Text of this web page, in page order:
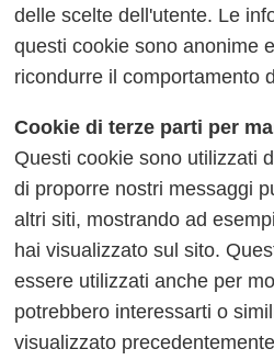
delle scelte dell'utente. Le
questi cookie sono anonime
ricondurre il comportamento
Cookie di terze parti per
Questi cookie sono utilizzati
di proporre nostri messaggi
altri siti, mostrando ad
hai visualizzato sul sito.
essere utilizzati anche per
potrebbero interessarti o
visualizzato